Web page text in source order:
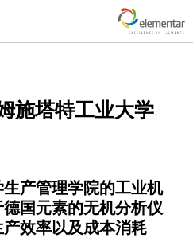
施塔特工业大学
产管理学院的工业机
国元素的无机分析仪
效率以及成本消耗